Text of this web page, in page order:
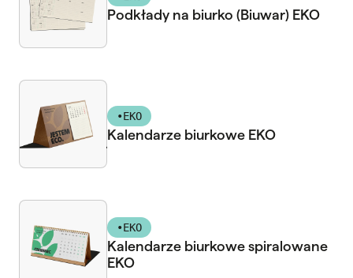
Podkłady na biurko (Biuwar) EKO
•EKO
Kalendarze biurkowe EKO
•EKO
Kalendarze biurkowe spiralowane
EKO